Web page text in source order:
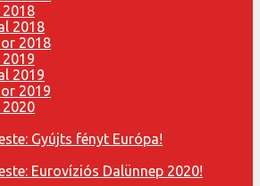
2018
2018
2019
2019
Gyújts fényt Európa!
Eurovíziós Dalünnep 2020!